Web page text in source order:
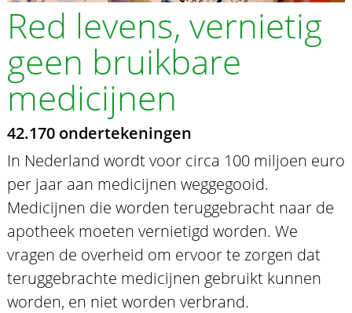
Red levens, vernietig
geen bruikbare
medicijnen
42.170 ondertekeningen
In Nederland wordt voor circa 100 miljoen euro
per jaar aan medicijnen weggegooid.
Medicijnen die worden teruggebracht naar de
apotheek moeten vernietigd worden. We
vragen de overheid om ervoor te zorgen dat
teruggebrachte medicijnen gebruikt kunnen
worden, en niet worden verbrand.